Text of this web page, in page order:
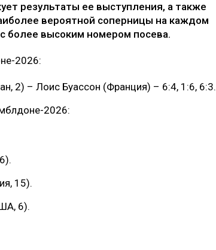
результаты ее выступления, а также
вероятной соперницы на каждом
более высоким номером посева.
2026:
2) – Лоис Буассон (Франция) – 6:4, 1:6, 6:3.
2026:
15).
6).